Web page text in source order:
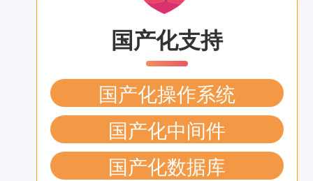
国产化支持
国产化操作系统
国产化中间件
国产化数据库